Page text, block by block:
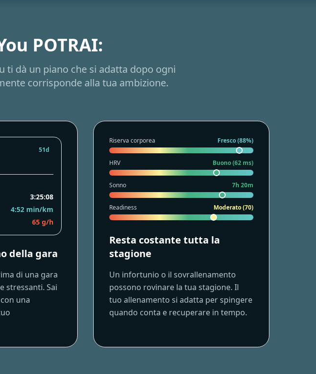
POTRAI:
ti dà un piano che si adatta dopo ogni
corrisponde alla tua ambizione.
51d
3:25:08
4:52 min/km
65 g/h
della gara
di una gara
stressanti. Sai
una
Riserva corporea Fresco (88%)
HRV Buono (62 ms)
Sonno 7h 20m
Readiness Moderato (70)
Resta costante tutta la
stagione
Un infortunio o il sovrallenamento
possono rovinare la tua stagione. Il
tuo allenamento si adatta per spingere
quando conta e recuperare in tempo.